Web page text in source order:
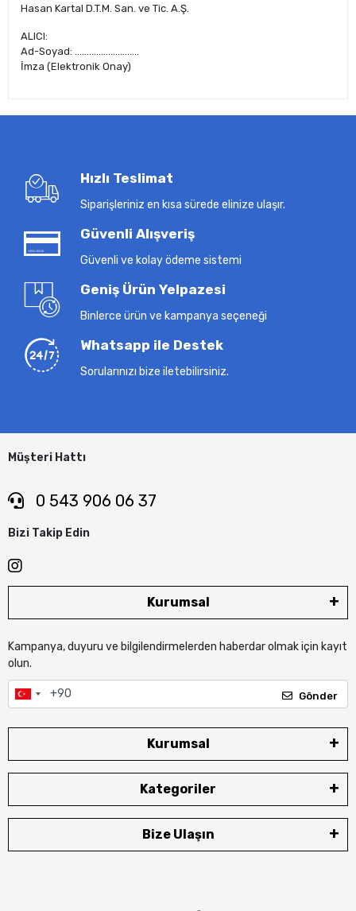
Hasan Kartal D.T.M. San. ve Tic. A.Ş.
ALICI:
Ad-Soyad: ………………………
İmza (Elektronik Onay)
Hızlı Teslimat
Siparişleriniz en kısa sürede elinize ulaşır.
Güvenli Alışveriş
Güvenli ve kolay ödeme sistemi
Geniş Ürün Yelpazesi
Binlerce ürün ve kampanya seçeneği
Whatsapp ile Destek
Sorularınızı bize iletebilirsiniz.
Müşteri Hattı
0 543 906 06 37
Bizi Takip Edin
Kurumsal
Kampanya, duyuru ve bilgilendirmelerden haberdar olmak için kayıt
olun.
Gönder
Kurumsal
Kategoriler
Bize Ulaşın